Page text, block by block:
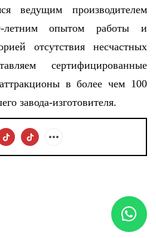
ведущим производителем
летним опытом работы и
отсутствия несчастных
сертифицированные
в более чем 100
завода-изготовителя.